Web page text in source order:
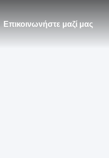
Επικοινωνήστε μαζί μας